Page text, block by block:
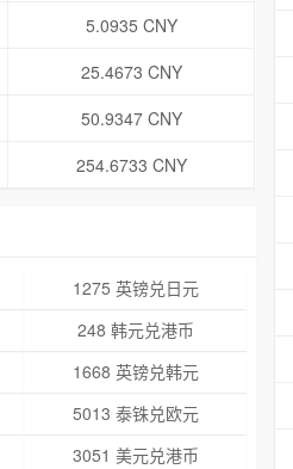
5.0935 CNY
25.4673 CNY
50.9347 CNY
254.6733 CNY
1275 英镑兑日元
248 韩元兑港币
1668 英镑兑韩元
5013 泰铢兑欧元
3051 美元兑港币